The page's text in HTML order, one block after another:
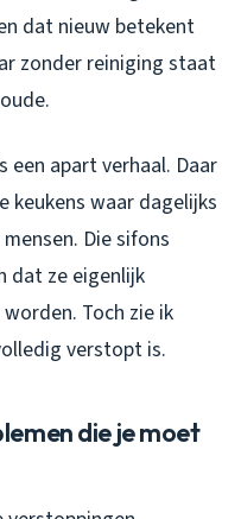
dat nieuw betekent
zonder reiniging staat
een apart verhaal. Daar
keukens waar dagelijks
Die sifons
dat ze eigenlijk
Toch zie ik
verstopt is.
die je moet